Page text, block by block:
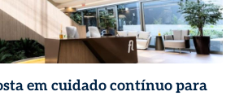
em cuidado contínuo para